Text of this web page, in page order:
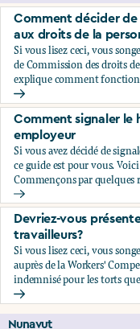
Comment décider de
aux droits de la
Si vous lisez ceci, vous
de Commission des droits
explique comment
Comment décider
Comment signaler le
employeur
Si vous avez décidé de
ce guide est pour vous.
Commençons par quelques
Comment signaler le
Devriez-vous
travailleurs?
Si vous lisez ceci, vous
auprès de la Workers'
indemnisé pour les torts
Devriez-vous
Nunavut